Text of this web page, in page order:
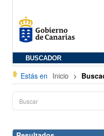
BUSCADOR
Estás en Inicio >